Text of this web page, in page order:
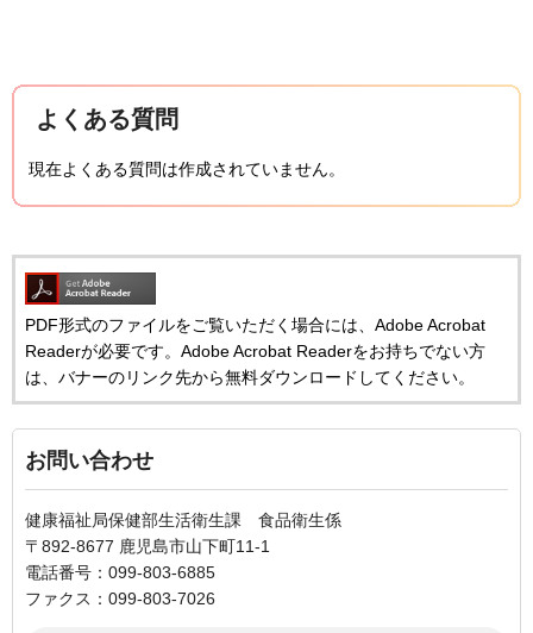
よくある質問
現在よくある質問は作成されていません。
PDF形式のファイルをご覧いただく場合には、Adobe Acrobat
Readerが必要です。Adobe Acrobat Readerをお持ちでない方
は、バナーのリンク先から無料ダウンロードしてください。
お問い合わせ
健康福祉局保健部生活衛生課 食品衛生係
〒892-8677 鹿児島市山下町11-1
電話番号：099-803-6885
ファクス：099-803-7026